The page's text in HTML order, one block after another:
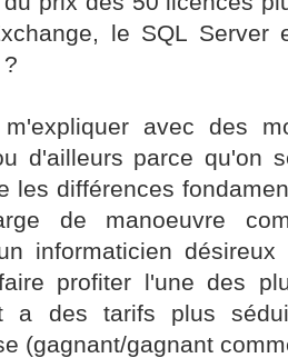
le SQL Server
avec des
d'ailleurs parce qu'on
les différences
de manoeuvre
informaticien
profiter l'une des
a des tarifs plus
(gagnant/gagnant